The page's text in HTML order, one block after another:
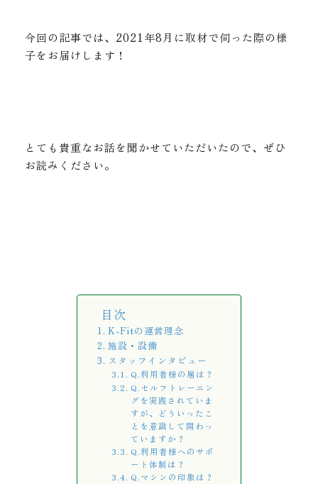
今回の記事では、2021年8月に取材で伺った際の様
子をお届けします！
とても貴重なお話を聞かせていただいたので、ぜひ
お読みください。
目次
K-Fitの運営理念
施設・設備
スタッフインタビュー
Q.利用者様の層は？
Q.セルフトレーニン
グを実践されていま
すが、どういったこ
とを意識して関わっ
ていますか？
Q.利用者様へのサポ
ート体制は？
Q.マシンの印象は？